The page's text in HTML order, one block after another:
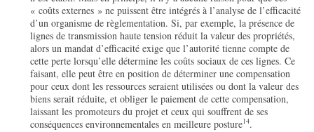
« coûts externes » ne puissent être intégrés à l’analyse de l’efficacité
d’un organisme de règlementation. Si, par exemple, la présence de
lignes de transmission haute tension réduit la valeur des propriétés,
alors un mandat d’efficacité exige que l’autorité tienne compte de
cette perte lorsqu’elle détermine les coûts sociaux de ces lignes. Ce
faisant, elle peut être en position de déterminer une compensation
pour ceux dont les ressources seraient utilisées ou dont la valeur des
biens serait réduite, et obliger le paiement de cette compensation,
laissant les promoteurs du projet et ceux qui souffrent de ses
conséquences environnementales en meilleure posture14.